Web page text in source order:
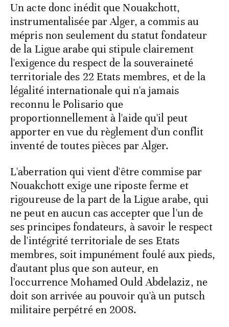
Un acte donc inédit que Nouakchott,
instrumentalisée par Alger, a commis au
mépris non seulement du statut fondateur
de la Ligue arabe qui stipule clairement
l'exigence du respect de la souveraineté
territoriale des 22 Etats membres, et de la
légalité internationale qui n'a jamais
reconnu le Polisario que
proportionnellement à l'aide qu'il peut
apporter en vue du règlement d'un conflit
inventé de toutes pièces par Alger.
L'aberration qui vient d'être commise par
Nouakchott exige une riposte ferme et
rigoureuse de la part de la Ligue arabe, qui
ne peut en aucun cas accepter que l'un de
ses principes fondateurs, à savoir le respect
de l'intégrité territoriale de ses Etats
membres, soit impunément foulé aux pieds,
d'autant plus que son auteur, en
l'occurrence Mohamed Ould Abdelaziz, ne
doit son arrivée au pouvoir qu'à un putsch
militaire perpétré en 2008.